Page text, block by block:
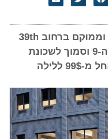
המלון מכיל 176 חדרים וממוקם ברחוב 39th
מערב בין השדרה ה-8 וה-9 וסמוך לשכונת
הדסון יארדס. המחיר החל מ-99$ ללילה